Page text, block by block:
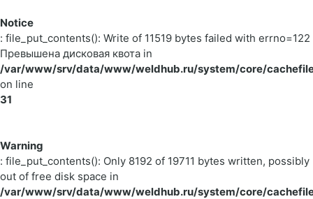
Notice
: file_put_contents(): Write of 11519 bytes failed with errno=122
Превышена дисковая квота in
/var/www/srv/data/www/weldhub.ru/system/core/
on line
31
Warning
: file_put_contents(): Only 8192 of 19711 bytes written, possibly
out of free disk space in
/var/www/srv/data/www/weldhub.ru/system/core/